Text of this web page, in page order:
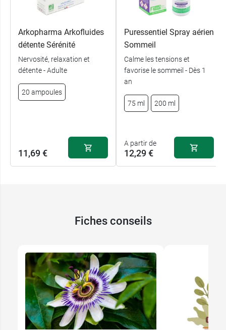
comprimés Sommeil Granions CBD.
Conditionnement :30 comprimés bicouches
Fabricant
LABORATOIRE DES GRANIONS
7 Rue de l'Industrie
Arkopharma Arkofluides
détente Sérénité
Nervosité, relaxation et
détente - Adulte
20 ampoules
11,69 €
Puressentiel Spray aérien
Sommeil
Calme les tensions et
favorise le sommeil - Dès 1
an
75 ml 200 ml
A partir de
12,29 €
Fiches conseils